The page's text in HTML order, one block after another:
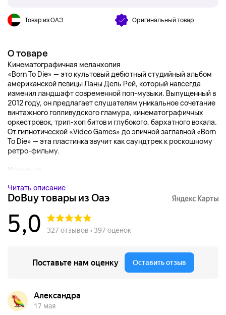
Товар из ОАЭ Оригинальный товар
О товаре
Кинематографичная меланхолия
«Born To Die» — это культовый дебютный студийный альбом
американской певицы Ланы Дель Рей, который навсегда
изменил ландшафт современной поп-музыки. Выпущенный в
2012 году, он предлагает слушателям уникальное сочетание
винтажного голливудского гламура, кинематографичных
оркестровок, трип-хоп битов и глубокого, бархатного вокала.
От гипнотической «Video Games» до эпичной заглавной «Born
To Die» — эта пластинка звучит как саундтрек к роскошному
ретро-фильму.
Идеально...
Читать описание